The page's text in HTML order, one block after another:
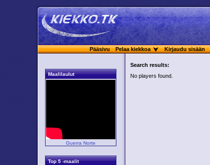
Pääsivu Pelaa kiekkoa Kirjaudu sisään
Maalilaulut
Guerra Norte
Top 5 -maalit
Search results:
No players found.